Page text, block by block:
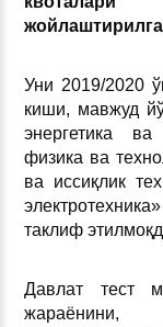
Уни 2019/2020
киши, мавжуд
энергетика
физика ва
ва иссиқлик
таклиф
Давлат тест
жараёнини,